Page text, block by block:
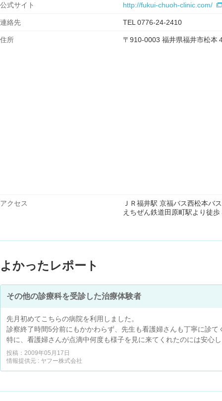
公式サイト http://fukui-chuoh-clinic.com/
連絡先 TEL 0776-24-2410
住所 〒910-0003 福井県福井市松本
アクセス
ＪＲ福井駅 京福バス西松本バ
えちぜん鉄道田原町駅より徒歩
よかったレポート
その他の診療科を受診した治療体験者
先月初めてこちらの病院を利用しました。
診察終了時間5分前にもかかわらず、先生も看護婦さんも丁寧に診て
特に、看護婦さんが点滴中何度も様子を見に来てくれたのには安心
投稿：2009年05月17日
情報提供元 : ヤフー株式会社